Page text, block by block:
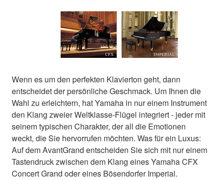
Wenn es um den perfekten Klavierton geht, dann
entscheidet der persönliche Geschmack. Um Ihnen die
Wahl zu erleichtern, hat Yamaha in nur einem Instrument
den Klang zweier Weltklasse-Flügel integriert - jeder mit
seinem typischen Charakter, der all die Emotionen
weckt, die Sie hervorrufen möchten. Was für ein Luxus:
Auf dem AvantGrand entscheiden Sie sich mit nur einem
Tastendruck zwischen dem Klang eines Yamaha CFX
Concert Grand oder eines Bösendorfer Imperial.